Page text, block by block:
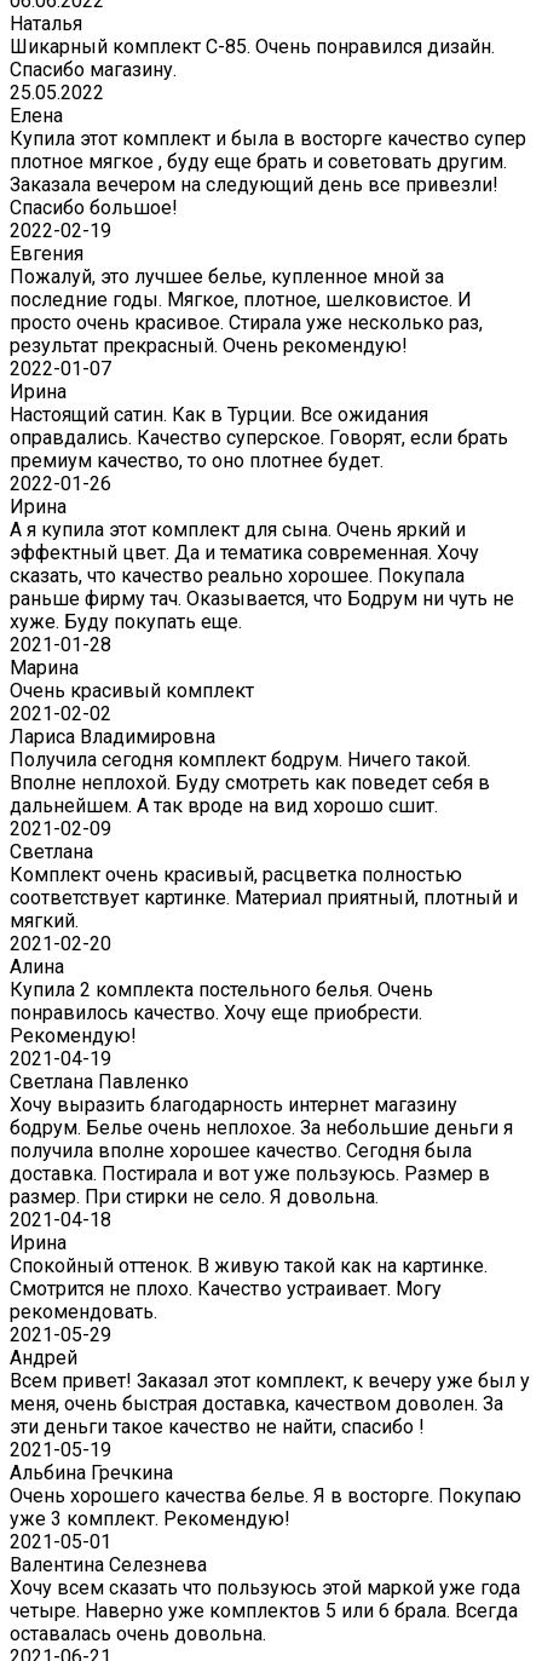
Наталья
Шикарный комплект C-85. Очень понравился дизайн.
Спасибо магазину.
25.05.2022
Елена
Купила этот комплект и была в восторге качество супер
плотное мягкое , буду еще брать и советовать другим.
Заказала вечером на следующий день все привезли!
Спасибо большое!
2022-02-19
Евгения
Пожалуй, это лучшее белье, купленное мной за
последние годы. Мягкое, плотное, шелковистое. И
просто очень красивое. Стирала уже несколько раз,
результат прекрасный. Очень рекомендую!
2022-01-07
Ирина
Настоящий сатин. Как в Турции. Все ожидания
оправдались. Качество суперское. Говорят, если брать
премиум качество, то оно плотнее будет.
2022-01-26
Ирина
А я купила этот комплект для сына. Очень яркий и
эффектный цвет. Да и тематика современная. Хочу
сказать, что качество реально хорошее. Покупала
раньше фирму тач. Оказывается, что Бодрум ни чуть не
хуже. Буду покупать еще.
2021-01-28
Марина
Очень красивый комплект
2021-02-02
Лариса Владимировна
Получила сегодня комплект бодрум. Ничего такой.
Вполне неплохой. Буду смотреть как поведет себя в
дальнейшем. А так вроде на вид хорошо сшит.
2021-02-09
Светлана
Комплект очень красивый, расцветка полностью
соответствует картинке. Материал приятный, плотный и
мягкий.
2021-02-20
Алина
Купила 2 комплекта постельного белья. Очень
понравилось качество. Хочу еще приобрести.
Рекомендую!
2021-04-19
Светлана Павленко
Хочу выразить благодарность интернет магазину
бодрум. Белье очень неплохое. За небольшие деньги я
получила вполне хорошее качество. Сегодня была
доставка. Постирала и вот уже пользуюсь. Размер в
размер. При стирки не село. Я довольна.
2021-04-18
Ирина
Спокойный оттенок. В живую такой как на картинке.
Смотрится не плохо. Качество устраивает. Могу
рекомендовать.
2021-05-29
Андрей
Всем привет! Заказал этот комплект, к вечеру уже был у
меня, очень быстрая доставка, качеством доволен. За
эти деньги такое качество не найти, спасибо !
2021-05-19
Альбина Гречкина
Очень хорошего качества белье. Я в восторге. Покупаю
уже 3 комплект. Рекомендую!
2021-05-01
Валентина Селезнева
Хочу всем сказать что пользуюсь этой маркой уже года
четыре. Наверно уже комплектов 5 или 6 брала. Всегда
оставалась очень довольна.